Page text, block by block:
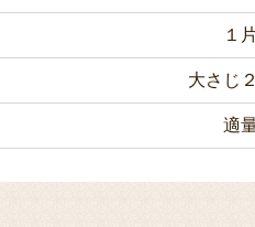
１
大さじ
適